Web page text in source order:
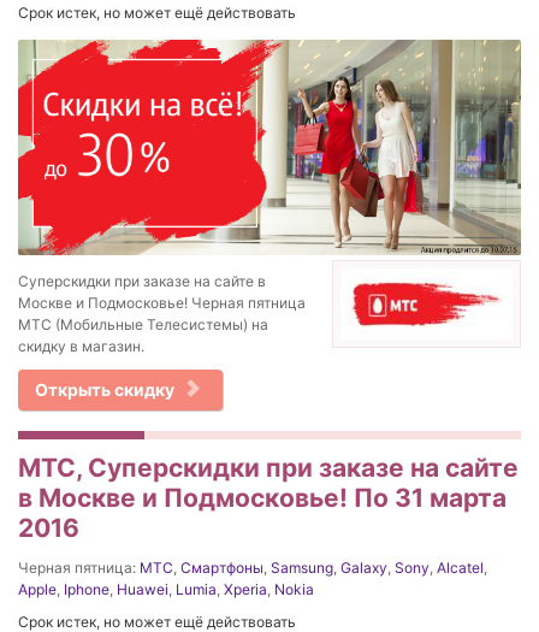
Срок истек, но может ещё действовать
Суперскидки при заказе на сайте в
Москве и Подмосковье! Черная пятница
МТС (Мобильные Телесистемы) на
скидку в магазин.
Открыть скидку
МТС, Суперскидки при заказе на сайте
в Москве и Подмосковье! По 31 марта
2016
Черная пятница: МТС Смартфоны Samsung Galaxy Sony Alcatel
Apple Iphone Huawei Lumia Xperia Nokia
Срок истек, но может ещё действовать